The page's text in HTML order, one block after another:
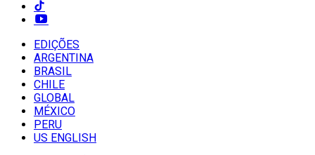
EDIÇÕES
ARGENTINA
BRASIL
CHILE
GLOBAL
MÉXICO
PERU
US ENGLISH